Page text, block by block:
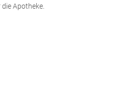
Apotheke.